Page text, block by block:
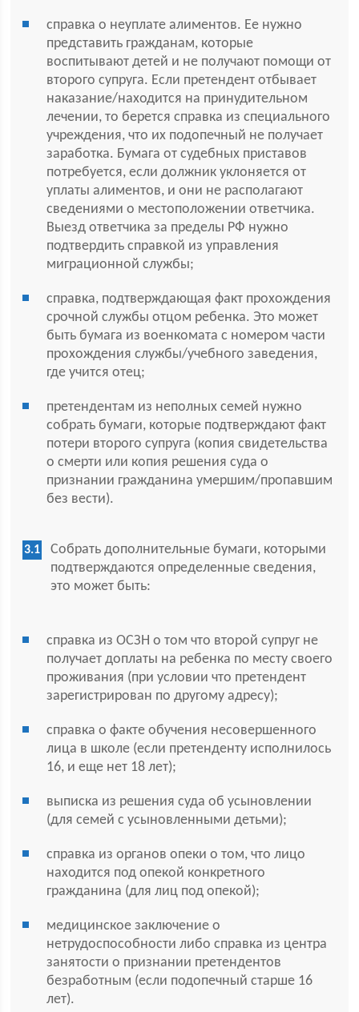
справка о неуплате алиментов. Ее нужно
представить гражданам, которые
воспитывают детей и не получают помощи от
второго супруга. Если претендент отбывает
наказание/находится на принудительном
лечении, то берется справка из специального
учреждения, что их подопечный не получает
заработка. Бумага от судебных приставов
потребуется, если должник уклоняется от
уплаты алиментов, и они не располагают
сведениями о местоположении ответчика.
Выезд ответчика за пределы РФ нужно
подтвердить справкой из управления
миграционной службы;
справка, подтверждающая факт прохождения
срочной службы отцом ребенка. Это может
быть бумага из военкомата с номером части
прохождения службы/учебного заведения,
где учится отец;
претендентам из неполных семей нужно
собрать бумаги, которые подтверждают факт
потери второго супруга (копия свидетельства
о смерти или копия решения суда о
признании гражданина умершим/пропавшим
без вести).
Собрать дополнительные бумаги, которыми
подтверждаются определенные сведения,
это может быть:
справка из ОСЗН о том что второй супруг не
получает доплаты на ребенка по месту своего
проживания (при условии что претендент
зарегистрирован по другому адресу);
справка о факте обучения несовершенного
лица в школе (если претенденту исполнилось
16, и еще нет 18 лет);
выписка из решения суда об усыновлении
(для семей с усыновленными детьми);
справка из органов опеки о том, что лицо
находится под опекой конкретного
гражданина (для лиц под опекой);
медицинское заключение о
нетрудоспособности либо справка из центра
занятости о признании претендентов
безработным (если подопечный старше 16
лет).